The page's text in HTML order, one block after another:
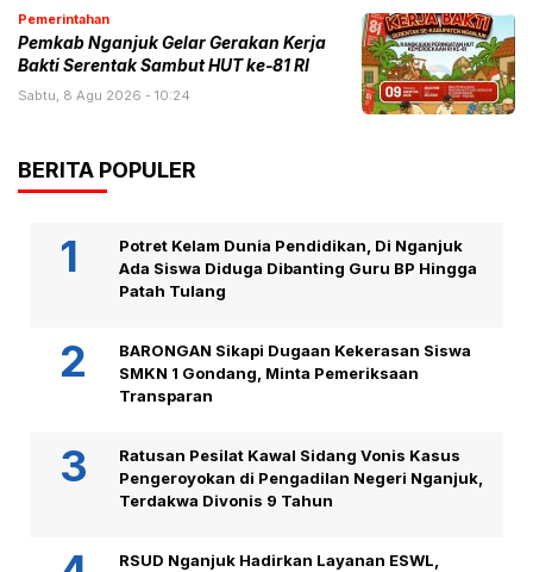
Pemerintahan
Pemkab Nganjuk Gelar Gerakan Kerja
Bakti Serentak Sambut HUT ke-81 RI
Sabtu, 8 Agu 2026 - 10:24
BERITA POPULER
Potret Kelam Dunia Pendidikan, Di Nganjuk
Ada Siswa Diduga Dibanting Guru BP Hingga
Patah Tulang
BARONGAN Sikapi Dugaan Kekerasan Siswa
SMKN 1 Gondang, Minta Pemeriksaan
Transparan
Ratusan Pesilat Kawal Sidang Vonis Kasus
Pengeroyokan di Pengadilan Negeri Nganjuk,
Terdakwa Divonis 9 Tahun
RSUD Nganjuk Hadirkan Layanan ESWL,